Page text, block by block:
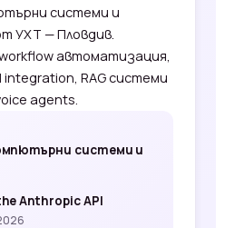
системи и
УХТ — Пловдив.
автоматизация,
integration, RAG системи
agents.
системи и
Anthropic API